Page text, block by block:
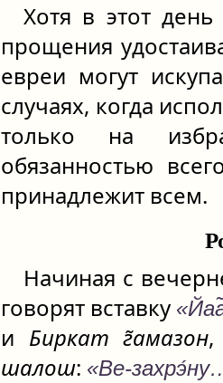
Хотя в этот
прощения
евреи могут
случаях, когда
только на
обязанностью
принадлежит всем.
Начиная с
говорят вставку
и Биркат г̃амазон,
шалош: «Ве-